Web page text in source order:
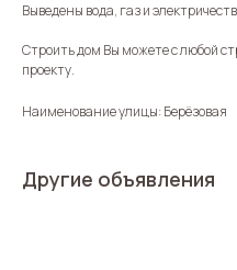
Выведены вода, газ и
Строить дом Вы можете с любой
проекту.
Наименование улицы: Берёзовая
Другие объявления